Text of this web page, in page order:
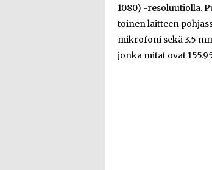
1080) -resoluutiolla.
toinen laitteen
mikrofoni sekä 3.5
jonka mitat ovat